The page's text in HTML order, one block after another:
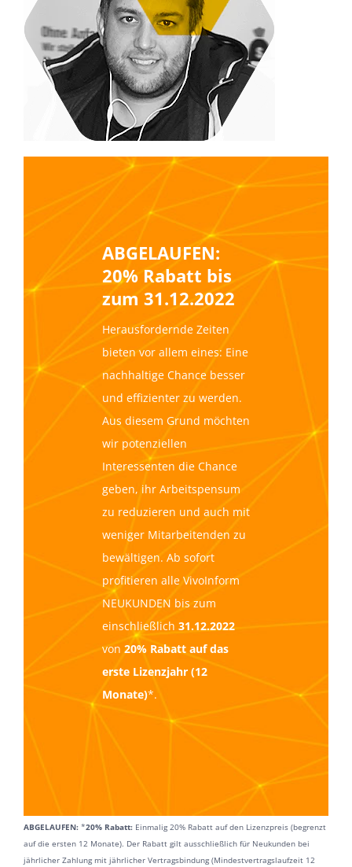
ABGELAUFEN:
20% Rabatt bis
zum 31.12.2022
Herausfordernde Zeiten
bieten vor allem eines: Eine
nachhaltige Chance besser
und effizienter zu werden.
Aus diesem Grund möchten
wir potenziellen
Interessenten die Chance
geben, ihr Arbeitspensum
zu reduzieren und auch mit
weniger Mitarbeitenden zu
bewältigen. Ab sofort
profitieren alle VivoInform
NEUKUNDEN bis zum
einschließlich 31.12.2022
von 20% Rabatt auf das
erste Lizenzjahr (12
Monate)*.
ABGELAUFEN:*20% Rabatt: Einmalig 20% Rabatt auf den Lizenzpreis (begrenzt
auf die ersten 12 Monate). Der Rabatt gilt ausschließlich für Neukunden bei
jährlicher Zahlung mit jährlicher Vertragsbindung (Mindestvertragslaufzeit 12